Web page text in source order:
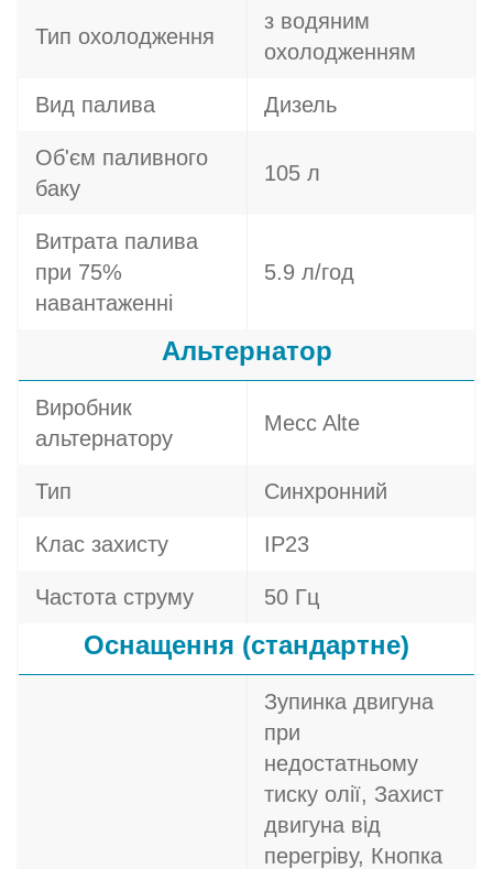
Тип охолодження
з водяним
охолодженням
Вид палива Дизель
Об'єм паливного
баку
105 л
Витрата палива
при 75%
навантаженні
5.9 л/год
Альтернатор
Виробник
альтернатору
Mecc Alte
Тип Синхронний
Клас захисту IP23
Частота струму 50 Гц
Оснащення (стандартне)
Зупинка двигуна
при
недостатньому
тиску олії, Захист
двигуна від
перегріву, Кнопка